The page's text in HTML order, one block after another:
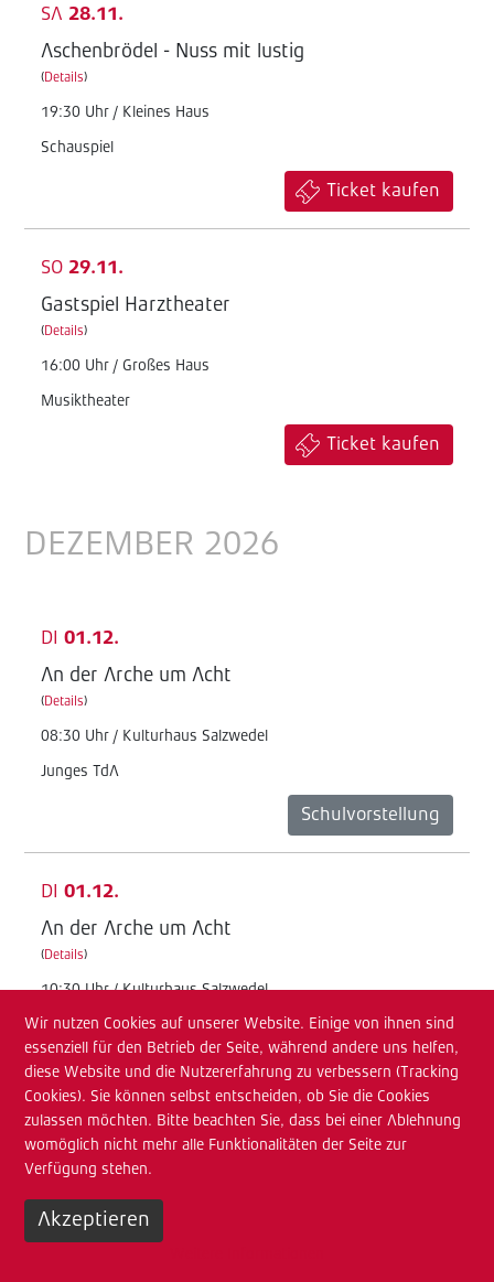
SA 28.11.
Aschenbrödel - Nuss mit lustig
(Details)
19:30 Uhr / Kleines Haus
Schauspiel
Ticket kaufen
SO 29.11.
Gastspiel Harztheater
(Details)
16:00 Uhr / Großes Haus
Musiktheater
Ticket kaufen
DEZEMBER 2026
DI 01.12.
An der Arche um Acht
(Details)
08:30 Uhr / Kulturhaus Salzwedel
Junges TdA
Schulvorstellung
DI 01.12.
An der Arche um Acht
(Details)
10:30 Uhr / Kulturhaus Salzwedel
Junges TdA
Schulvorstellung
MI 02.12.
An der Arche um Acht
(Details
08:30 Uhr / Kulturhaus Salzwedel
Wir nutzen Cookies auf unserer Website. Einige von ihnen sind
essenziell für den Betrieb der Seite, während andere uns helfen,
diese Website und die Nutzererfahrung zu verbessern (Tracking
Cookies). Sie können selbst entscheiden, ob Sie die Cookies
zulassen möchten. Bitte beachten Sie, dass bei einer Ablehnung
womöglich nicht mehr alle Funktionalitäten der Seite zur
Verfügung stehen.
Akzeptieren